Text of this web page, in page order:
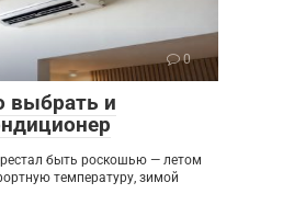
0
выбрать и
быть роскошью — летом
температуру, зимой